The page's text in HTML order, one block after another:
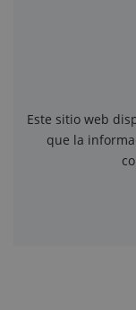
Este sitio web
que la